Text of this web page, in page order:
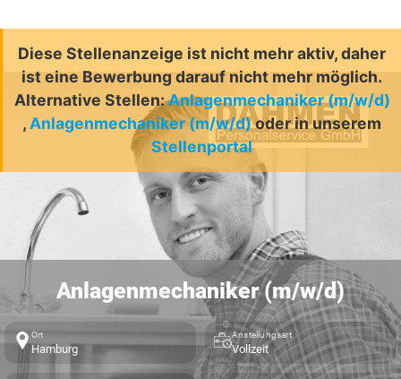
Diese Stellenanzeige ist nicht mehr aktiv, daher
ist eine Bewerbung darauf nicht mehr möglich.
Alternative Stellen:Anlagenmechaniker (m/w/d)
, Anlagenmechaniker (m/w/d)oder in unserem
Stellenportal
Anlagenmechaniker (m/w/d)
Ort
Hamburg
Anstellungsart
Vollzeit